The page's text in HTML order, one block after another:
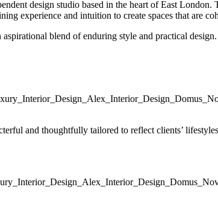
design studio based in the heart of East
experience and intuition to create spaces that are
blend of enduring style and practical
and thoughtfully tailored to reflect clients’